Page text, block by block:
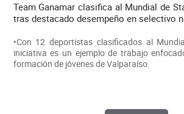
Team Ganamar clasifica al Mundial de
tras destacado desempeño en selectivo
•Con 12 deportistas clasificados al
iniciativa es un ejemplo de trabajo
formación de jóvenes de Valparaíso.